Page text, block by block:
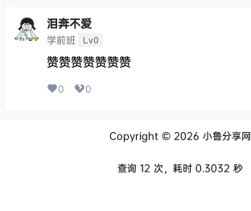
泪奔不爱
学前班 Lv0
赞赞赞赞赞赞赞
0 0
Copyright © 2026 小鲁分享网
查询 12 次，耗时 0.3032 秒